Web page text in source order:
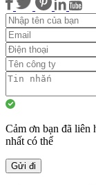
Cảm ơn bạn đã liên
nhất có thể
Gửi đi